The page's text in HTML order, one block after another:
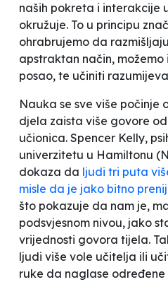
naših pokreta i interakcije
okružuje. To u principu
ohrabrujemo da
apstraktan način,
posao, te učiniti
Nauka se sve više počinje
djela zaista više govore
učionica. Spencer Kelly,
univerzitetu u Hamiltonu
dokaza da ljudi tri puta
misle da je jako bitno
što pokazuje da nam je,
podsvjesnom nivou, jako
vrijednosti govora tijela.
ljudi više vole učitelja ili
ruke da naglase određene